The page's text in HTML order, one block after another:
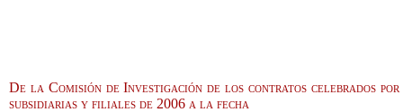
De la Comisión de Investigación de los contratos celebrados por
subsidiarias y filiales de 2006 a la fecha